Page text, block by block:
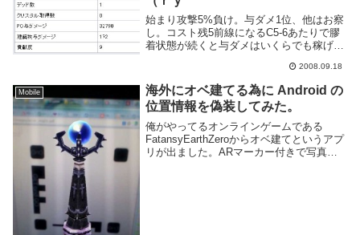
始まり攻撃5%負け。与ダメ1位、他はお察
し。コスト残5前線になるC5-6あたりで膠
着状態が続くと与ダメはいくらでも稼げる
様。最終的には押し込まれて上の開けた場
所に出たがそれでも30k超え。弓のスコア
は当...
2008.09.18
Mobile
海外にオベ建てる為に Android の
位置情報を偽装してみた。
俺がやってるオンラインゲームである
FatansyEarthZeroからオベ建てというアプ
リが出ました。ARマーカー付きで写真を